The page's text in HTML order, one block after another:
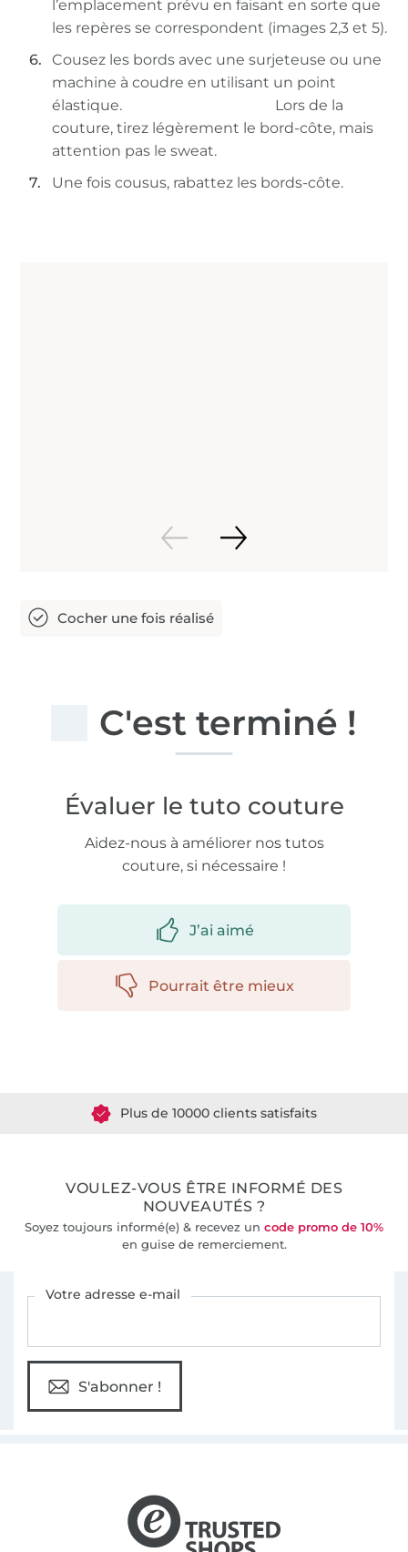
l’emplacement prévu en faisant en sorte que
les repères se correspondent (images 2,3 et 5).
Cousez les bords avec une surjeteuse ou une
machine à coudre en utilisant un point
élastique. Lors de la
couture, tirez légèrement le bord-côte, mais
attention pas le sweat.
Une fois cousus, rabattez les bords-côte.
C'est terminé !
Évaluer le tuto couture
Aidez-nous à améliorer nos tutos
couture, si nécessaire !
J’ai aimé
Pourrait être mieux
VOULEZ-VOUS ÊTRE INFORMÉ DES
NOUVEAUTÉS ?
Soyez toujours informé(e) & recevez un code promo de 10%
en guise de remerciement.
Votre adresse e-mail
S'abonner !